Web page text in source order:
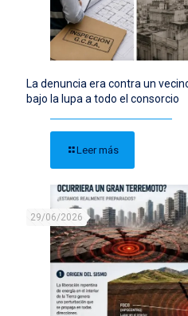
La denuncia era contra un
bajo la lupa a todo el consorcio
Leer más
29/06/2026